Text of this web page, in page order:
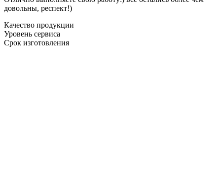
довольны, респект!)
Качество продукции
Уровень сервиса
Срок изготовления